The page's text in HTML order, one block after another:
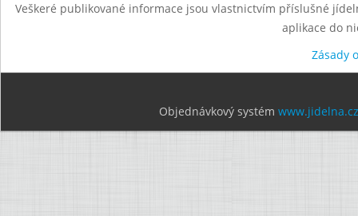
Veškeré publikované informace jsou vlastnictvím příslušné
aplikace do
Zásady
Objednávkový systém www.jidelna.cz